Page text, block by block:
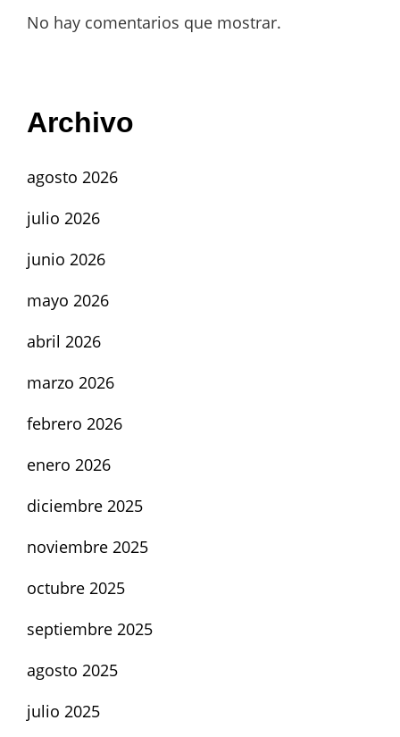
No hay comentarios que mostrar.
Archivo
agosto 2026
julio 2026
junio 2026
mayo 2026
abril 2026
marzo 2026
febrero 2026
enero 2026
diciembre 2025
noviembre 2025
octubre 2025
septiembre 2025
agosto 2025
julio 2025